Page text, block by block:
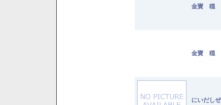
金寶 穏
金寶 穏
にいだし